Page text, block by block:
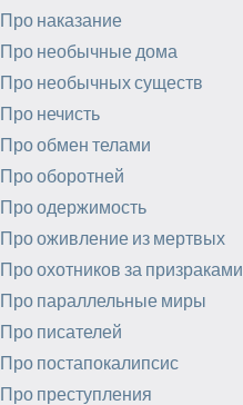
Про наказание
Про необычные дома
Про необычных существ
Про нечисть
Про обмен телами
Про оборотней
Про одержимость
Про оживление из мертвых
Про охотников за призраками
Про параллельные миры
Про писателей
Про постапокалипсис
Про преступления